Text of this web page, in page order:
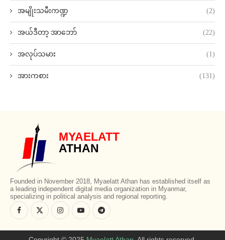
အမျိုးသမီးကဏ္ဍ (2)
အယ်ဒီတာ့ အာဘော် (22)
အလုပ်သမား (1)
အားကစား (131)
MYAELATT
ATHAN
Founded in November 2018, Myaelatt Athan has established itself as
a leading independent digital media organization in Myanmar,
specializing in political analysis and regional reporting.